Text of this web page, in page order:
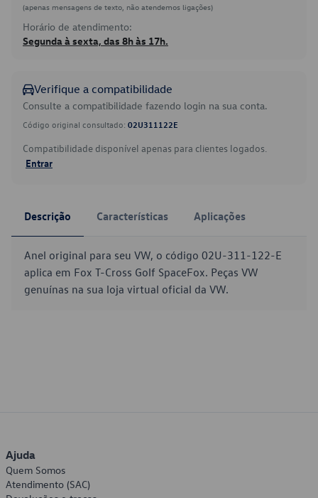
(apenas mensagens de texto, não atendemos ligações)
Horário de atendimento:
Segunda à sexta, das 8h às 17h.
Verifique a compatibilidade
Consulte a compatibilidade fazendo login na sua conta.
Código original consultado: 02U311122E
Compatibilidade disponível apenas para clientes logados.
Entrar
Descrição Características Aplicações
Anel original para seu VW, o código 02U-311-122-E
aplica em Fox T-Cross Golf SpaceFox. Peças VW
genuínas na sua loja virtual oficial da VW.
Ajuda
Quem Somos
Atendimento (SAC)